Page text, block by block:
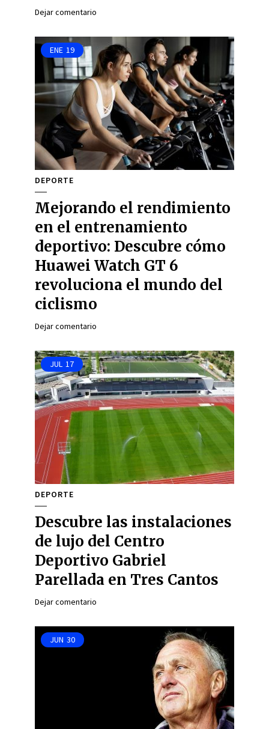
Dejar comentario
ENE 19
DEPORTE
Mejorando el rendimiento
en el entrenamiento
deportivo: Descubre cómo
Huawei Watch GT 6
revoluciona el mundo del
ciclismo
Dejar comentario
JUL 17
DEPORTE
Descubre las instalaciones
de lujo del Centro
Deportivo Gabriel
Parellada en Tres Cantos
Dejar comentario
JUN 30